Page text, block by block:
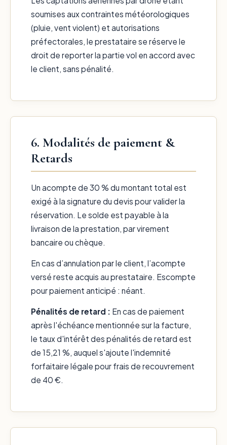
soumises aux contraintes météorologiques
(pluie, vent violent) et autorisations
préfectorales, le prestataire se réserve le
droit de reporter la partie vol en accord avec
le client, sans pénalité.
6. Modalités de paiement &
Retards
Un acompte de 30 % du montant total est
exigé à la signature du devis pour valider la
réservation. Le solde est payable à la
livraison de la prestation, par virement
bancaire ou chèque.
En cas d’annulation par le client, l’acompte
versé reste acquis au prestataire. Escompte
pour paiement anticipé : néant.
Pénalités de retard : En cas de paiement
après l'échéance mentionnée sur la facture,
le taux d'intérêt des pénalités de retard est
de 15,21 %, auquel s'ajoute l'indemnité
forfaitaire légale pour frais de recouvrement
de 40 €.